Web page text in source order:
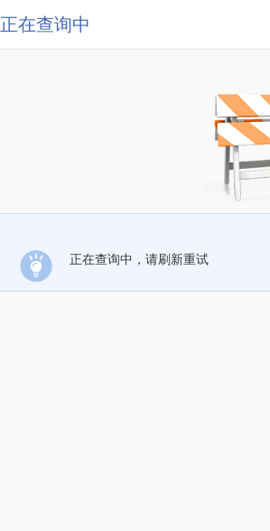
正在查询中
正在查询中，请刷新重试